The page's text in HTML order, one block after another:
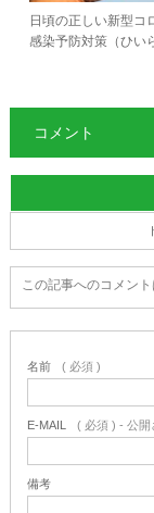
日頃の正しい新型コ
感染予防対策（ひい
コメント
この記事へのコメント
名前 ( 必須 )
E-MAIL ( 必須 ) - 公開
備考